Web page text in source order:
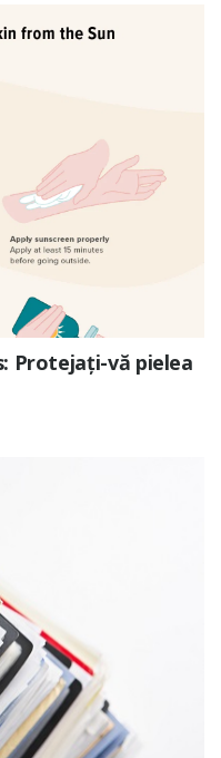
Protejați-vă pielea